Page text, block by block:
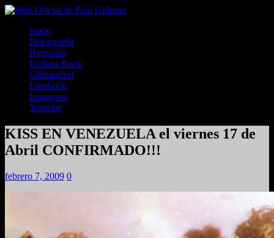
Inicio
Discografía
Biografía
Kultura Rock
Gillmanfest
Facebook
Instagram
Youtube
KISS EN VENEZUELA el viernes 17 de
Abril CONFIRMADO!!!
febrero 7, 2009 0